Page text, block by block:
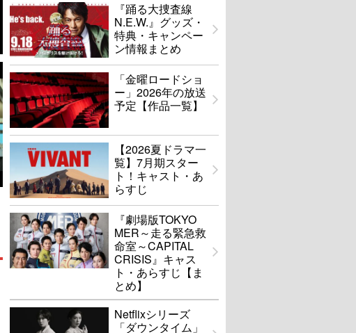
『踊る大捜査線
N.E.W.』グッズ・
特典・キャンペー
ン情報まとめ
「金曜ロードショ
ー」2026年の放送
予定【作品一覧】
【2026夏ドラマ一
覧】7月期スター
ト！キャスト・あ
らすじ
『劇場版TOKYO
MER～走る緊急救
命室～CAPITAL
CRISIS』キャス
ト・あらすじ【ま
とめ】
Netflixシリーズ
「ダウンタイム」